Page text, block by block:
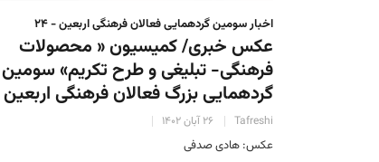
اخبار سومین گردهمایی فعالان فرهنگی اربعین - ۲۴
عکس خبری/ کمیسیون « محصولات
فرهنگی- تبلیغی و طرح تکریم» سومین
گردهمایی بزرگ فعالان فرهنگی اربعین
Tafreshi ۲۶ آبان ۱۴۰۲
عکس: هادی صدفی